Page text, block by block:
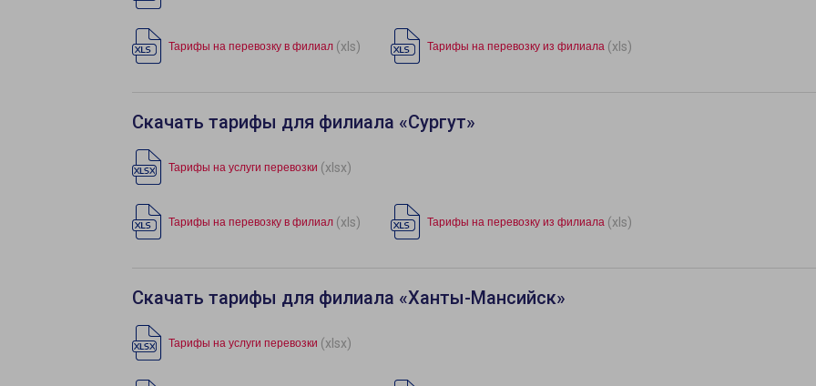
Тарифы на перевозку в филиал (xls) Тарифы на перевозку из филиала (xls)
Скачать тарифы для филиала «Сургут»
Тарифы на услуги перевозки (xlsx)
Тарифы на перевозку в филиал (xls) Тарифы на перевозку из филиала (xls)
Скачать тарифы для филиала «Ханты-Мансийск»
Тарифы на услуги перевозки (xlsx)